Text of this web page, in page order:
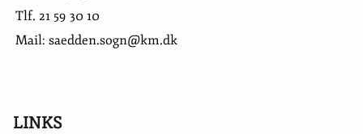
Tlf. 21 59 30 10
Mail: saedden.sogn@km.dk
LINKS